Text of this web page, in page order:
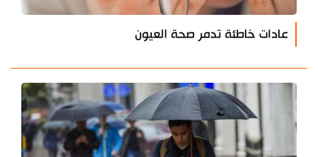
عادات خاطئة تدمر صحة العيون